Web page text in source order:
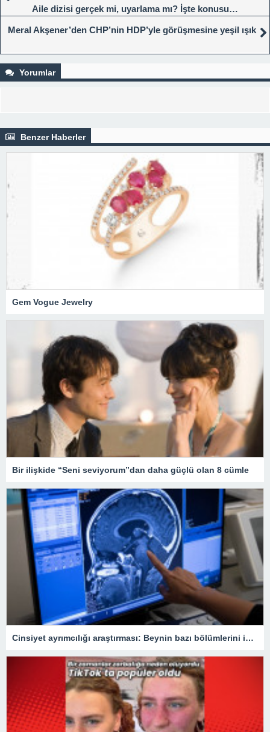
Aile dizisi gerçek mi, uyarlama mı? İşte konusu…
Meral Akşener’den CHP’nin HDP’yle görüşmesine yeşil ışık
Yorumlar
Benzer Haberler
Gem Vogue Jewelry
Bir ilişkide “Seni seviyorum”dan daha güçlü olan 8 cümle
Cinsiyet ayrımcılığı araştırması: Beynin bazı bölümlerini inceltebiliyor